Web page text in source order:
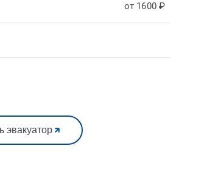
от 1600 ₽
эвакуатор